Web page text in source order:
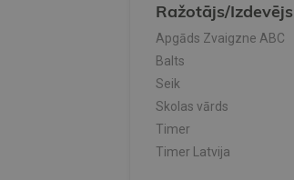
Ražotājs/Izdevējs
Apgāds Zvaigzne ABC
Balts
Seik
Skolas vārds
Timer
Timer Latvija